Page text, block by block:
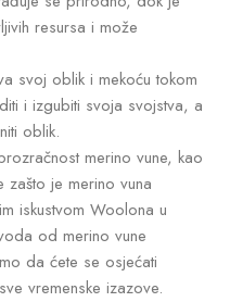
resursa i može
svoj oblik i mekoću tokom
i izgubiti svoja svojstva, a
oblik.
merino vune, kao
je merino vuna
iskustvom Woolona u
od merino vune
da ćete se osjećati
vremenske izazove.